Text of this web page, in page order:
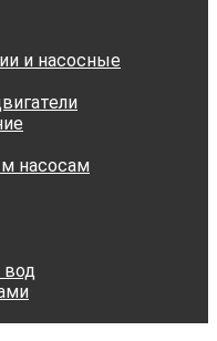
и насосные
насосам
вод